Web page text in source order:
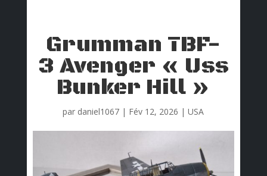
Grumman TBF-
3 Avenger « Uss
Bunker Hill »
par daniel1067 | Fév 12, 2026 |USA